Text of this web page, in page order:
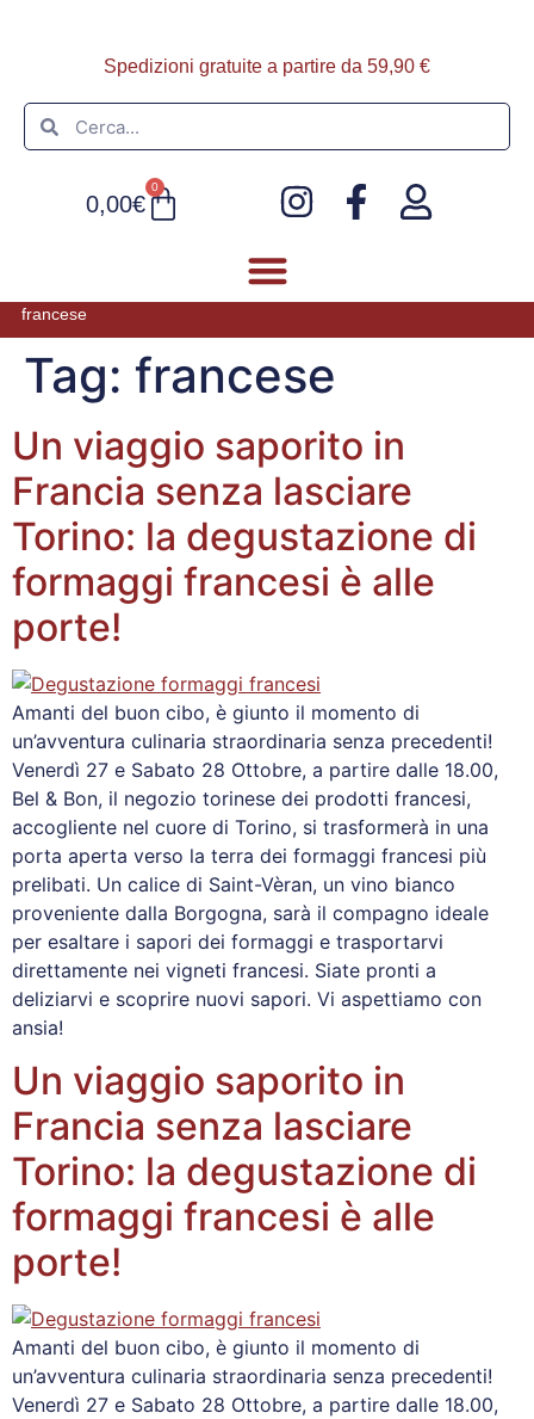
Spedizioni gratuite a partire da 59,90 €
0,00€
0
francese
Tag: francese
Un viaggio saporito in
Francia senza lasciare
Torino: la degustazione di
formaggi francesi è alle
porte!
Amanti del buon cibo, è giunto il momento di
un’avventura culinaria straordinaria senza precedenti!
Venerdì 27 e Sabato 28 Ottobre, a partire dalle 18.00,
Bel & Bon, il negozio torinese dei prodotti francesi,
accogliente nel cuore di Torino, si trasformerà in una
porta aperta verso la terra dei formaggi francesi più
prelibati. Un calice di Saint-Vèran, un vino bianco
proveniente dalla Borgogna, sarà il compagno ideale
per esaltare i sapori dei formaggi e trasportarvi
direttamente nei vigneti francesi. Siate pronti a
deliziarvi e scoprire nuovi sapori. Vi aspettiamo con
ansia!
Un viaggio saporito in
Francia senza lasciare
Torino: la degustazione di
formaggi francesi è alle
porte!
Amanti del buon cibo, è giunto il momento di
un’avventura culinaria straordinaria senza precedenti!
Venerdì 27 e Sabato 28 Ottobre, a partire dalle 18.00,